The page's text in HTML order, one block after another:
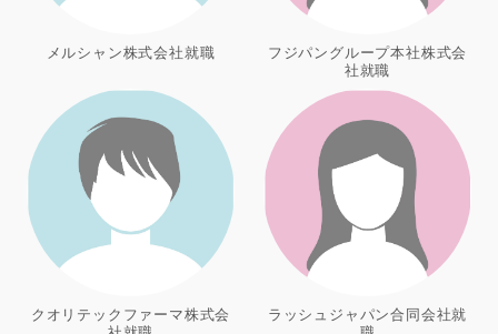
メルシャン株式会社就職
フジパングループ本社株式会
社就職
クオリテックファーマ株式会
ラッシュジャパン合同会社就